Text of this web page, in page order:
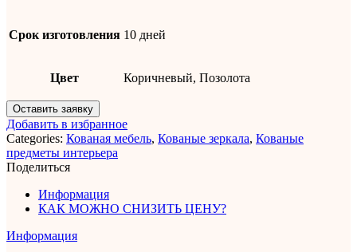
Срок изготовления 10 дней
Цвет Коричневый, Позолота
Оставить заявку
Добавить в избранное
Categories: Кованая мебель, Кованые зеркала, Кованые
предметы интерьера
Поделиться
Информация
КАК МОЖНО СНИЗИТЬ ЦЕНУ?
Информация